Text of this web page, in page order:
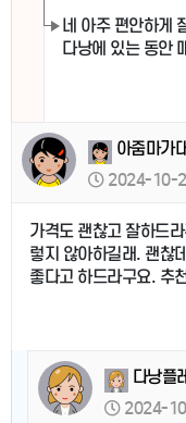
네 아주 편안하게
다낭에 있는 동안
아줌마가
2024-10-
가격도 괜찮고 잘하드
렇지 않아하길래. 괜찮
좋다고 하드라구요. 추
다낭플
2024-